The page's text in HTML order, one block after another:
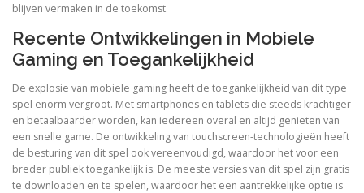
blijven vermaken in de toekomst.
Recente Ontwikkelingen in Mobiele
Gaming en Toegankelijkheid
De explosie van mobiele gaming heeft de toegankelijkheid van dit type
spel enorm vergroot. Met smartphones en tablets die steeds krachtiger
en betaalbaarder worden, kan iedereen overal en altijd genieten van
een snelle game. De ontwikkeling van touchscreen-technologieën heeft
de besturing van dit spel ook vereenvoudigd, waardoor het voor een
breder publiek toegankelijk is. De meeste versies van dit spel zijn gratis
te downloaden en te spelen, waardoor het een aantrekkelijke optie is